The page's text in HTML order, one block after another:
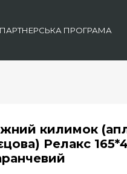
ПАРТНЕРСЬКА ПРОГРАМА
килимок
Релакс